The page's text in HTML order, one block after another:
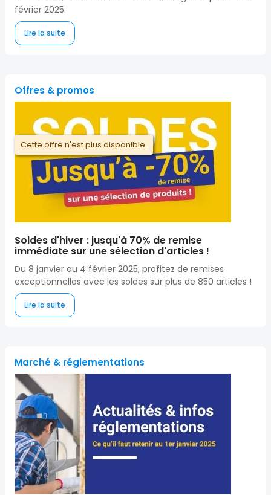
février 2025.
Lire la suite
Offres & promos
Soldes d'hiver : jusqu'à 70% de remise
immédiate sur une sélection d'articles !
Cette offre n'est plus disponible.
Du 8 janvier au 4 février 2025, profitez de remises
exceptionnelles avec les soldes sur plus de 850 articles !
Lire la suite
Marché & réglementations